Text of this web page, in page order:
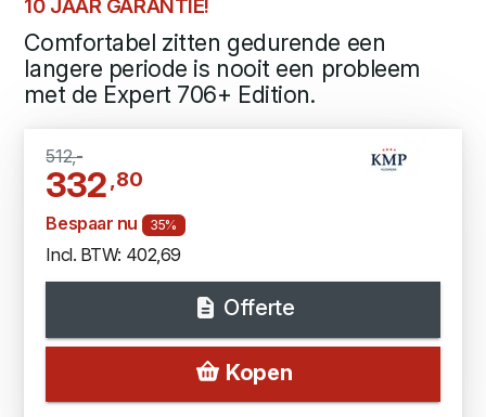
10 JAAR GARANTIE!
Comfortabel zitten gedurende een
langere periode is nooit een probleem
met de Expert 706+ Edition.
512,-
332,80
Bespaar nu 35%
Incl. BTW: 402,69
Offerte
Kopen